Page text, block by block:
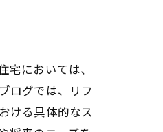
においては、
ログでは、リフ
ける具体的なス